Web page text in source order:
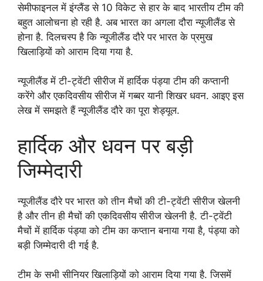
सेमीफाइनल में इंग्लैंड से 10 विकेट से हार के बाद भारतीय टीम की
बहुत आलोचना हो रही है. अब भारत का अगला दौरा न्यूजीलैंड से
होना है. दिलचस्प है कि न्यूजीलैंड दौरे पर भारत के प्रमुख
खिलाड़ियों को आराम दिया गया है.
न्यूजीलैंड में टी-ट्वेंटी सीरीज में हार्दिक पंड्या टीम की कप्तानी
करेंगे और एकदिवसीय सीरीज में गब्बर यानी शिखर धवन. आइए इस
लेख में समझते हैं न्यूजीलैंड दौरे का पूरा शेड्यूल.
हार्दिक और धवन पर बड़ी
जिम्मेदारी
न्यूजीलैंड दौरे पर भारत को तीन मैचों की टी-ट्वेंटी सीरीज खेलनी
है और तीन ही मैचों की एकदिवसीय सीरीज खेलनी है. टी-ट्वेंटी
मैचों में हार्दिक पंड्या को टीम का कप्तान बनाया गया है, पंड्या को
बड़ी जिम्मेदारी दी गई है.
टीम के सभी सीनियर खिलाड़ियों को आराम दिया गया है. जिसमें